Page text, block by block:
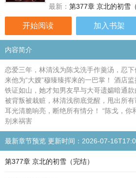
最新： 第377章 京北的初雪（
开始阅读 加入书架
内容简介
恋爱三年，林清浅为陈戈洗手作羹汤，忍
来他为“大嫂”穆臻臻挥来的一巴掌！ 酒店
铁证如山，她才知男友早与大哥遗孀暗通款
被背叛被栽赃，林清浅彻底觉醒，甩出所
耳光清脆响亮，断绝所有情分！ “陈戈，你
别来祸害
最新章节预览 更新时间：2026-07-
第377章 京北的初雪（完结）